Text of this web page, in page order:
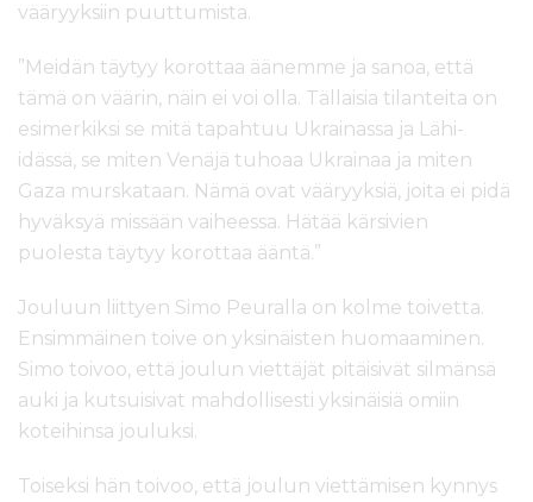
vääryyksiin puuttumista.
”Meidän täytyy korottaa äänemme ja sanoa, että
tämä on väärin, näin ei voi olla. Tällaisia tilanteita on
esimerkiksi se mitä tapahtuu Ukrainassa ja Lähi-
idässä, se miten Venäjä tuhoaa Ukrainaa ja miten
Gaza murskataan. Nämä ovat vääryyksiä, joita ei pidä
hyväksyä missään vaiheessa. Hätää kärsivien
puolesta täytyy korottaa ääntä.”
Jouluun liittyen Simo Peuralla on kolme toivetta.
Ensimmäinen toive on yksinäisten huomaaminen.
Simo toivoo, että joulun viettäjät pitäisivät silmänsä
auki ja kutsuisivat mahdollisesti yksinäisiä omiin
koteihinsa jouluksi.
Toiseksi hän toivoo, että joulun viettämisen kynnys